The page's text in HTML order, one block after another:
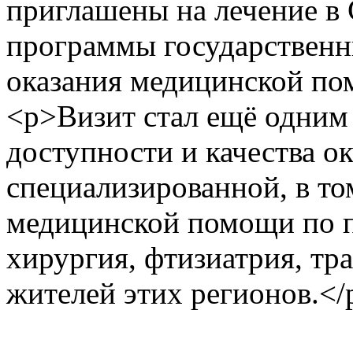
приглашены на лечение в
программы
оказания медицинской
<p>Визит стал ещё
доступности и качества
специализированной, в
медицинской помощи по
хирургия, фтизиатрия,
жителей этих